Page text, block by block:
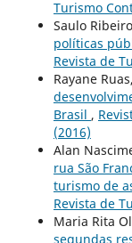
Turismo
Saulo
políticas
Revista de
Rayane Ruas,
Brasil ,
(2016)
Alan
rua São
turismo de
Revista de
Maria Rita
segundas